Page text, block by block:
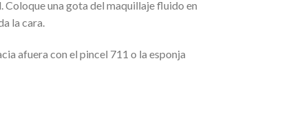
una gota del maquillaje fluido en
la cara.
afuera con el pincel 711 o la esponja